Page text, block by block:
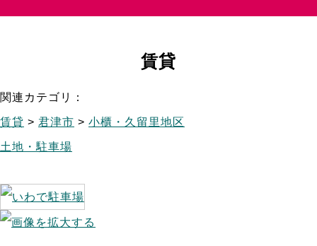
賃貸
関連カテゴリ：
賃貸 > 君津市 > 小櫃・久留里地区
土地・駐車場